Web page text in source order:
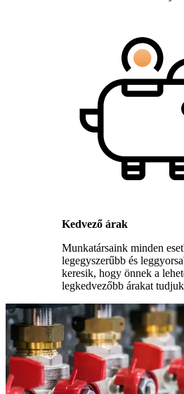
Kedvező árak
Munkatársaink minden
legegyszerűbb és
keresik, hogy önnek a
legkedvezőbb árakat